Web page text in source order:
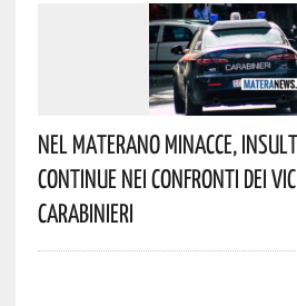
Nel Materano Minacce,
Continue Nei Confronti Dei
Carabinieri